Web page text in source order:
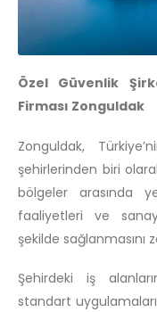
Özel Güvenlik
Firması Zonguldak
Zonguldak,
şehirlerinden biri
bölgeler arasında
faaliyetleri ve
şekilde
Şehirdeki iş
standart